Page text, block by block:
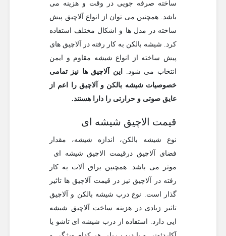
ساخته صرفه جویی در وقت و هزینه می
باشد. همچنین می توان از انواع آلاچیق پیش
ساخته در مدل ها و اشکال مختلف استفاده
کرد. شیشه بالکن به کار رفته در آلاچیق های
پیش ساخته از انواع شیشه مقاوم و ایمن
انتخاب می شود.این آلاچیق ها نیز تمامی
خصوصیات شیشه بالکن و آلاچیق را اعم از
عایق صوتی و حرارتی را دارا هستند.
قیمت الاچیق شیشه ای
نوع شیشه بالکن، اندازه شیشه، مقدار
فضای آلاچیق درقیمت الاچیق شیشه ای
موثر می باشد. همچنین یراق آلات به کار
رفته در آلاچیق نیز در قیمت آلاچیق ها تاثیر
گذار است. نوع درب شیشه بالکن و آلاچیق
تاثیر زیادی در هزینه ساخت آلاچیق شیشه
ایی دارد. استفاده از درب شیشه ای تاشو یا